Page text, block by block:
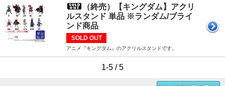
（終売）【キングダム】アクリ
ルスタンド 単品 ※ランダム/ブライ
ンド商品
SOLD OUT
アニメ『キングダム』のアクリルスタンドです。
1-5 / 5